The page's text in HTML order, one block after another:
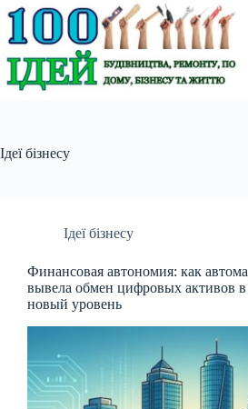
Перейти
до
вмісту
Ідеї бізнесу
Ідеї бізнесу
Финансовая автономия: как
вывела обмен цифровых активов
новый уровень